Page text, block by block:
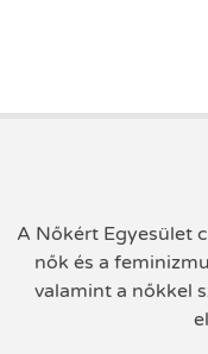
A Nőkért Egyesület
nők és a
valamint a nőkkel